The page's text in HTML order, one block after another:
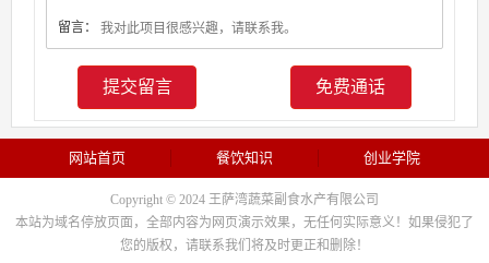
留言：
免费通话
网站首页 餐饮知识 创业学院
Copyright © 2024 王萨湾蔬菜副食水产有限公司
本站为域名停放页面，全部内容为网页演示效果，无任何实际意义！如果侵犯了
您的版权，请联系我们将及时更正和删除！